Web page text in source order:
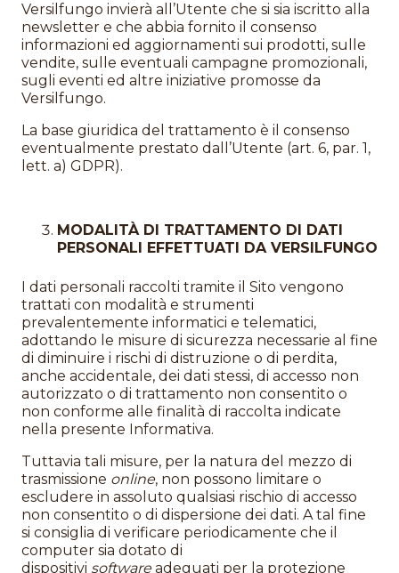
Versilfungo invierà all’Utente che si sia iscritto alla
newsletter e che abbia fornito il consenso
informazioni ed aggiornamenti sui prodotti, sulle
vendite, sulle eventuali campagne promozionali,
sugli eventi ed altre iniziative promosse da
Versilfungo.
La base giuridica del trattamento è il consenso
eventualmente prestato dall’Utente (art. 6, par. 1,
lett. a) GDPR).
MODALITÀ DI TRATTAMENTO DI DATI
PERSONALI EFFETTUATI DA VERSILFUNGO
I dati personali raccolti tramite il Sito vengono
trattati con modalità e strumenti
prevalentemente informatici e telematici,
adottando le misure di sicurezza necessarie al fine
di diminuire i rischi di distruzione o di perdita,
anche accidentale, dei dati stessi, di accesso non
autorizzato o di trattamento non consentito o
non conforme alle finalità di raccolta indicate
nella presente Informativa.
Tuttavia tali misure, per la natura del mezzo di
trasmissione online, non possono limitare o
escludere in assoluto qualsiasi rischio di accesso
non consentito o di dispersione dei dati. A tal fine
si consiglia di verificare periodicamente che il
computer sia dotato di
dispositivi softwareadeguati per la protezione